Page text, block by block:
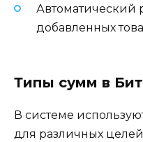
Автоматический
добавленных
Типы сумм в
В системе
для различных